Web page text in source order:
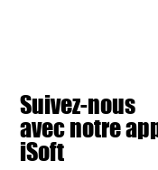
Suivez-nous
avec notre
iSoft